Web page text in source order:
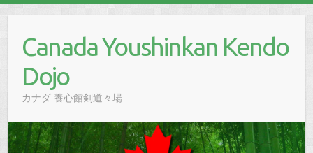
contentCanada Youshinkan Kendo
Dojo
カナダ 養心館剣道々場